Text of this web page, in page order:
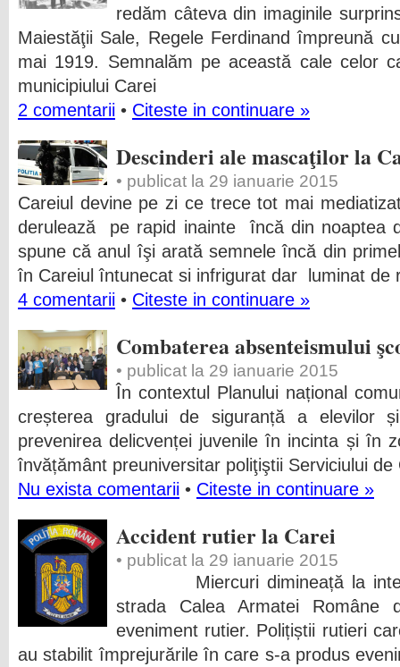
redăm câteva din imaginile
Maiestăţii Sale, Regele Ferdinand împreună
mai 1919. Semnalăm pe această cale celor
municipiului Carei
2 comentarii • Citeste in continuare »
Descinderi ale mascaţilor la
• publicat la 29 ianuarie 2015
Careiul devine pe zi ce trece tot mai
derulează pe rapid inainte încă din noaptea
spune că anul îşi arată semnele încă din
în Careiul întunecat si infrigurat dar luminat de
4 comentarii • Citeste in continuare »
Combaterea absenteismului
• publicat la 29 ianuarie 2015
În contextul Planului național
creșterea gradului de siguranță a elevilor
prevenirea delicvenței juvenile în incinta și în
învățământ preuniversitar poliţiştii Serviciului de
Nu exista comentarii • Citeste in continuare »
Accident rutier la Carei
• publicat la 29 ianuarie 2015
Miercuri dimineață la
strada Calea Armatei
eveniment rutier. Polițiștii rutieri
au stabilit împrejurările în care s-a produs